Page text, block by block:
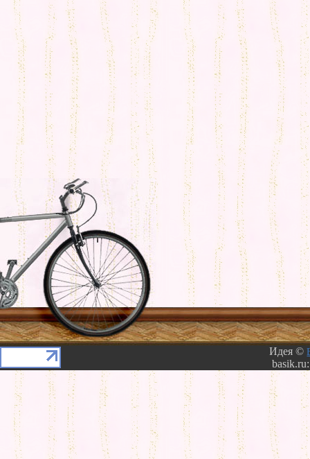
Идея ©